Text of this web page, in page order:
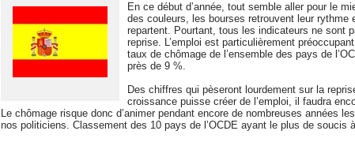
En ce début d’année, tout semble aller pour le
des couleurs, les bourses retrouvent leur rythme
repartent. Pourtant, tous les indicateurs ne sont
reprise. L’emploi est particulièrement
taux de chômage de l’ensemble des pays de
près de 9 %.
Des chiffres qui pèseront lourdement sur la
croissance puisse créer de l’emploi, il faudra
Le chômage risque donc d’animer pendant encore de nombreuses années
nos politiciens. Classement des 10 pays de l’OCDE ayant le plus de soucis